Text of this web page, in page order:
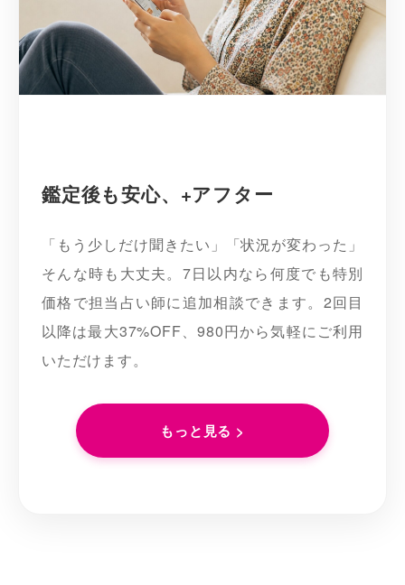
鑑定後も安心、+アフター
「もう少しだけ聞きたい」「状況が変わった」
そんな時も大丈夫。7日以内なら何度でも特別
価格で担当占い師に追加相談できます。2回目
以降は最大37%OFF、980円から気軽にご利用
いただけます。
もっと見る >